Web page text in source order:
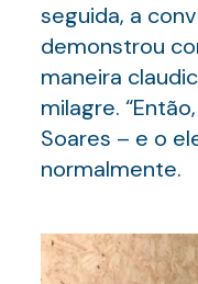
seguida, a
demonstrou
maneira
milagre.
Soares – e o
normalmente.